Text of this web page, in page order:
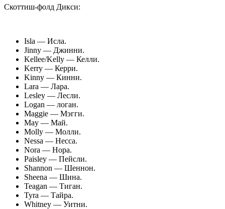
Скоттиш-фолд Дикси:
Isla — Исла.
Jinny — Джинни.
Kellee/Kelly — Келли.
Kerry — Керри.
Kinny — Кинни.
Lara — Лара.
Lesley — Лесли.
Logan — логан.
Maggie — Мэгги.
May — Май.
Molly — Молли.
Nessa — Несса.
Nora — Нора.
Paisley — Пейсли.
Shannon — Шеннон.
Sheena — Шина.
Teagan — Тиган.
Tyra — Тайра.
Whitney — Уитни.